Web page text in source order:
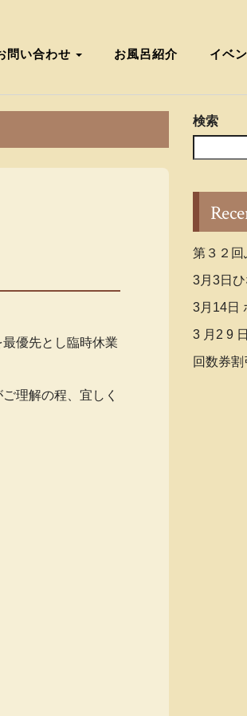
問い合わせ お風呂紹介 イベ
優先とし臨時休業
理解の程、宜しく
検索
第３２回
3月3日ひ
3月14日
3 月2 9
回数券